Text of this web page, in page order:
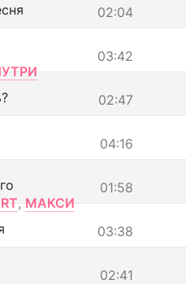
02:04
03:42
02:47
04:16
01:58
, МАКСИ
03:38
02:41